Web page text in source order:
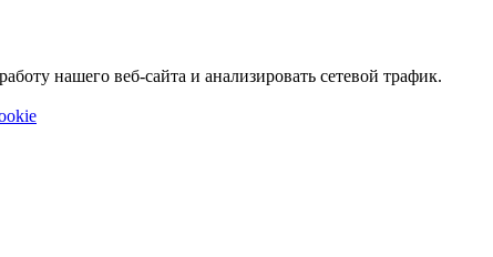
нашего веб-сайта и анализировать сетевой трафик.